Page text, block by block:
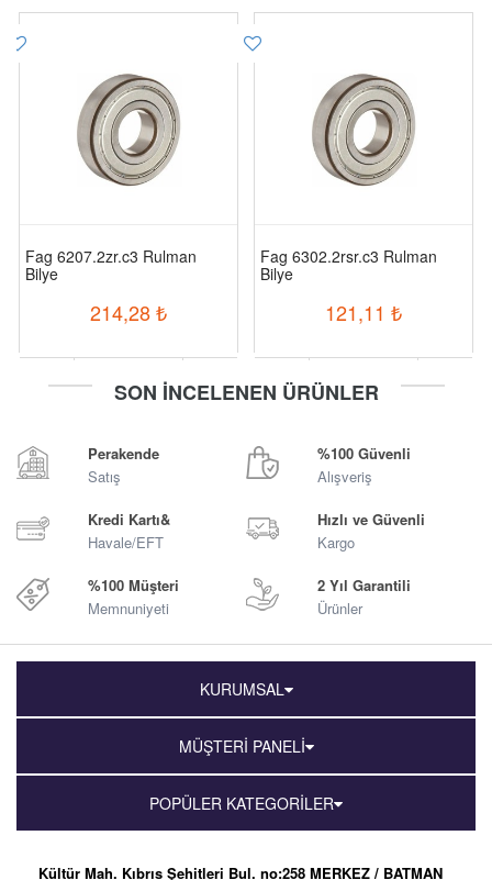
Fag 6207.2zr.c3 Rulman
Bilye
214,28₺
Fag 6302.2rsr.c3 Rulman
Bilye
121,11 ₺
SON İNCELENEN ÜRÜNLER
Perakende
Satış
%100 Güvenli
Alışveriş
Kredi Kartı&
Havale/EFT
Hızlı ve Güvenli
Kargo
%100 Müşteri
Memnuniyeti
2 Yıl Garantili
Ürünler
KURUMSAL
MÜŞTERİ PANELİ
POPÜLER KATEGORİLER
Kültür Mah. Kıbrıs Şehitleri Bul. no:258 MERKEZ / BATMAN